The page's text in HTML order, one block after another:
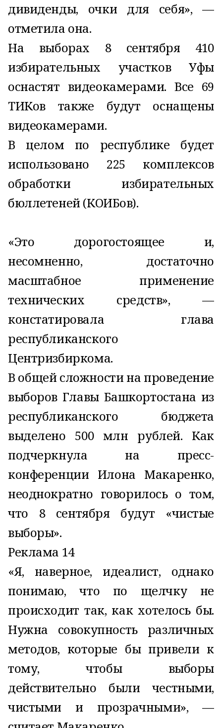
дивиденды, очки для себя», —
отметила она.
На выборах 8 сентября 410
избирательных участков Уфы
оснастят видеокамерами. Все 69
ТИКов также будут оснащены
видеокамерами.
В целом по республике будет
использовано 225 комплексов
обработки избирательных
бюллетеней (КОИБов).
«Это дорогостоящее и,
несомненно, достаточно
масштабное применение
технических средств», —
констатировала глава
республиканского
Центризбиркома.
В общей сложности на проведение
выборов Главы Башкортостана из
республиканского бюджета
выделено 500 млн рублей. Как
подчеркнула на пресс-
конференции Илона Макаренко,
неоднократно говорилось о том,
что 8 сентября будут «чистые
выборы».
Реклама 14
«Я, наверное, идеалист, однако
понимаю, что по щелчку не
происходит так, как хотелось бы.
Нужна совокупность различных
методов, которые бы привели к
тому, чтобы выборы
действительно были честными,
чистыми и прозрачными», —